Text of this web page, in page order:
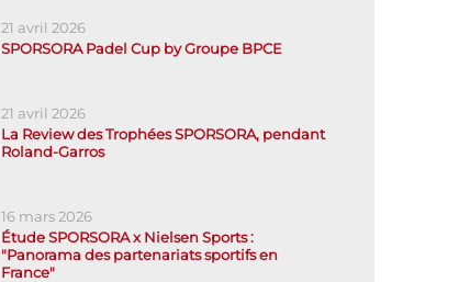
21 avril 2026
SPORSORA Padel Cup by Groupe BPCE
21 avril 2026
La Review des Trophées SPORSORA, pendant
Roland-Garros
16 mars 2026
Étude SPORSORA x Nielsen Sports :
"Panorama des partenariats sportifs en
France"